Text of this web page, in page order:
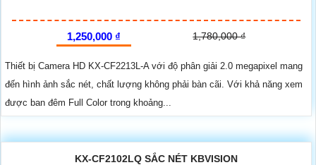
1,250,000 ₫ 1,780,000 ₫
Thiết bị Camera HD KX-CF2213L-A với độ phân giải 2.0 megapixel mang
đến hình ảnh sắc nét, chất lượng không phải bàn cãi. Với khả năng xem
được ban đêm Full Color trong khoảng...
KX-CF2102LQ SẮC NÉT KBVISION